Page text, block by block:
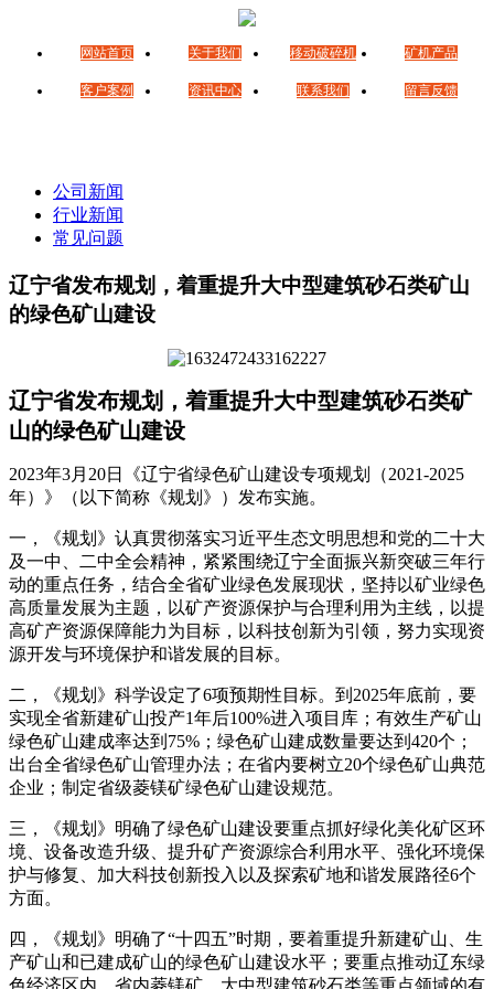
网站首页 关于我们 移动破碎机 矿机产品
客户案例 资讯中心 联系我们 留言反馈
公司新闻
行业新闻
常见问题
辽宁省发布规划，着重提升大中型建筑砂石类矿山
的绿色矿山建设
辽宁省发布规划，着重提升大中型建筑砂石类矿
山的绿色矿山建设
2023年3月20日《辽宁省绿色矿山建设专项规划（2021-2025
年）》（以下简称《规划》）发布实施。
一，《规划》认真贯彻落实习近平生态文明思想和党的二十大
及一中、二中全会精神，紧紧围绕辽宁全面振兴新突破三年行
动的重点任务，结合全省矿业绿色发展现状，坚持以矿业绿色
高质量发展为主题，以矿产资源保护与合理利用为主线，以提
高矿产资源保障能力为目标，以科技创新为引领，努力实现资
源开发与环境保护和谐发展的目标。
二，《规划》科学设定了6项预期性目标。到2025年底前，要
实现全省新建矿山投产1年后100%进入项目库；有效生产矿山
绿色矿山建成率达到75%；绿色矿山建成数量要达到420个；
出台全省绿色矿山管理办法；在省内要树立20个绿色矿山典范
企业；制定省级菱镁矿绿色矿山建设规范。
三，《规划》明确了绿色矿山建设要重点抓好绿化美化矿区环
境、设备改造升级、提升矿产资源综合利用水平、强化环境保
护与修复、加大科技创新投入以及探索矿地和谐发展路径6个
方面。
四，《规划》明确了“十四五”时期，要着重提升新建矿山、生
产矿山和已建成矿山的绿色矿山建设水平；要重点推动辽东绿